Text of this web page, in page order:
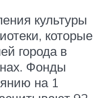
культуры
которые
города в
Фонды
на 1